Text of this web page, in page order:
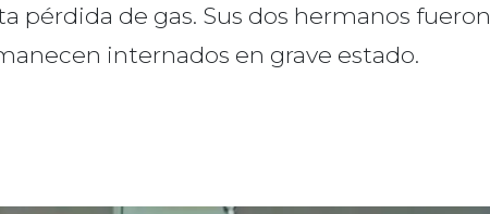
pérdida de gas. Sus dos hermanos fueron
internados en grave estado.